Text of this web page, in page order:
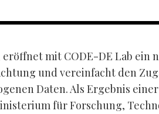
eröffnet mit CODE-DE Lab ein
und vereinfacht den
Daten. Als Ergebnis
für Forschung,